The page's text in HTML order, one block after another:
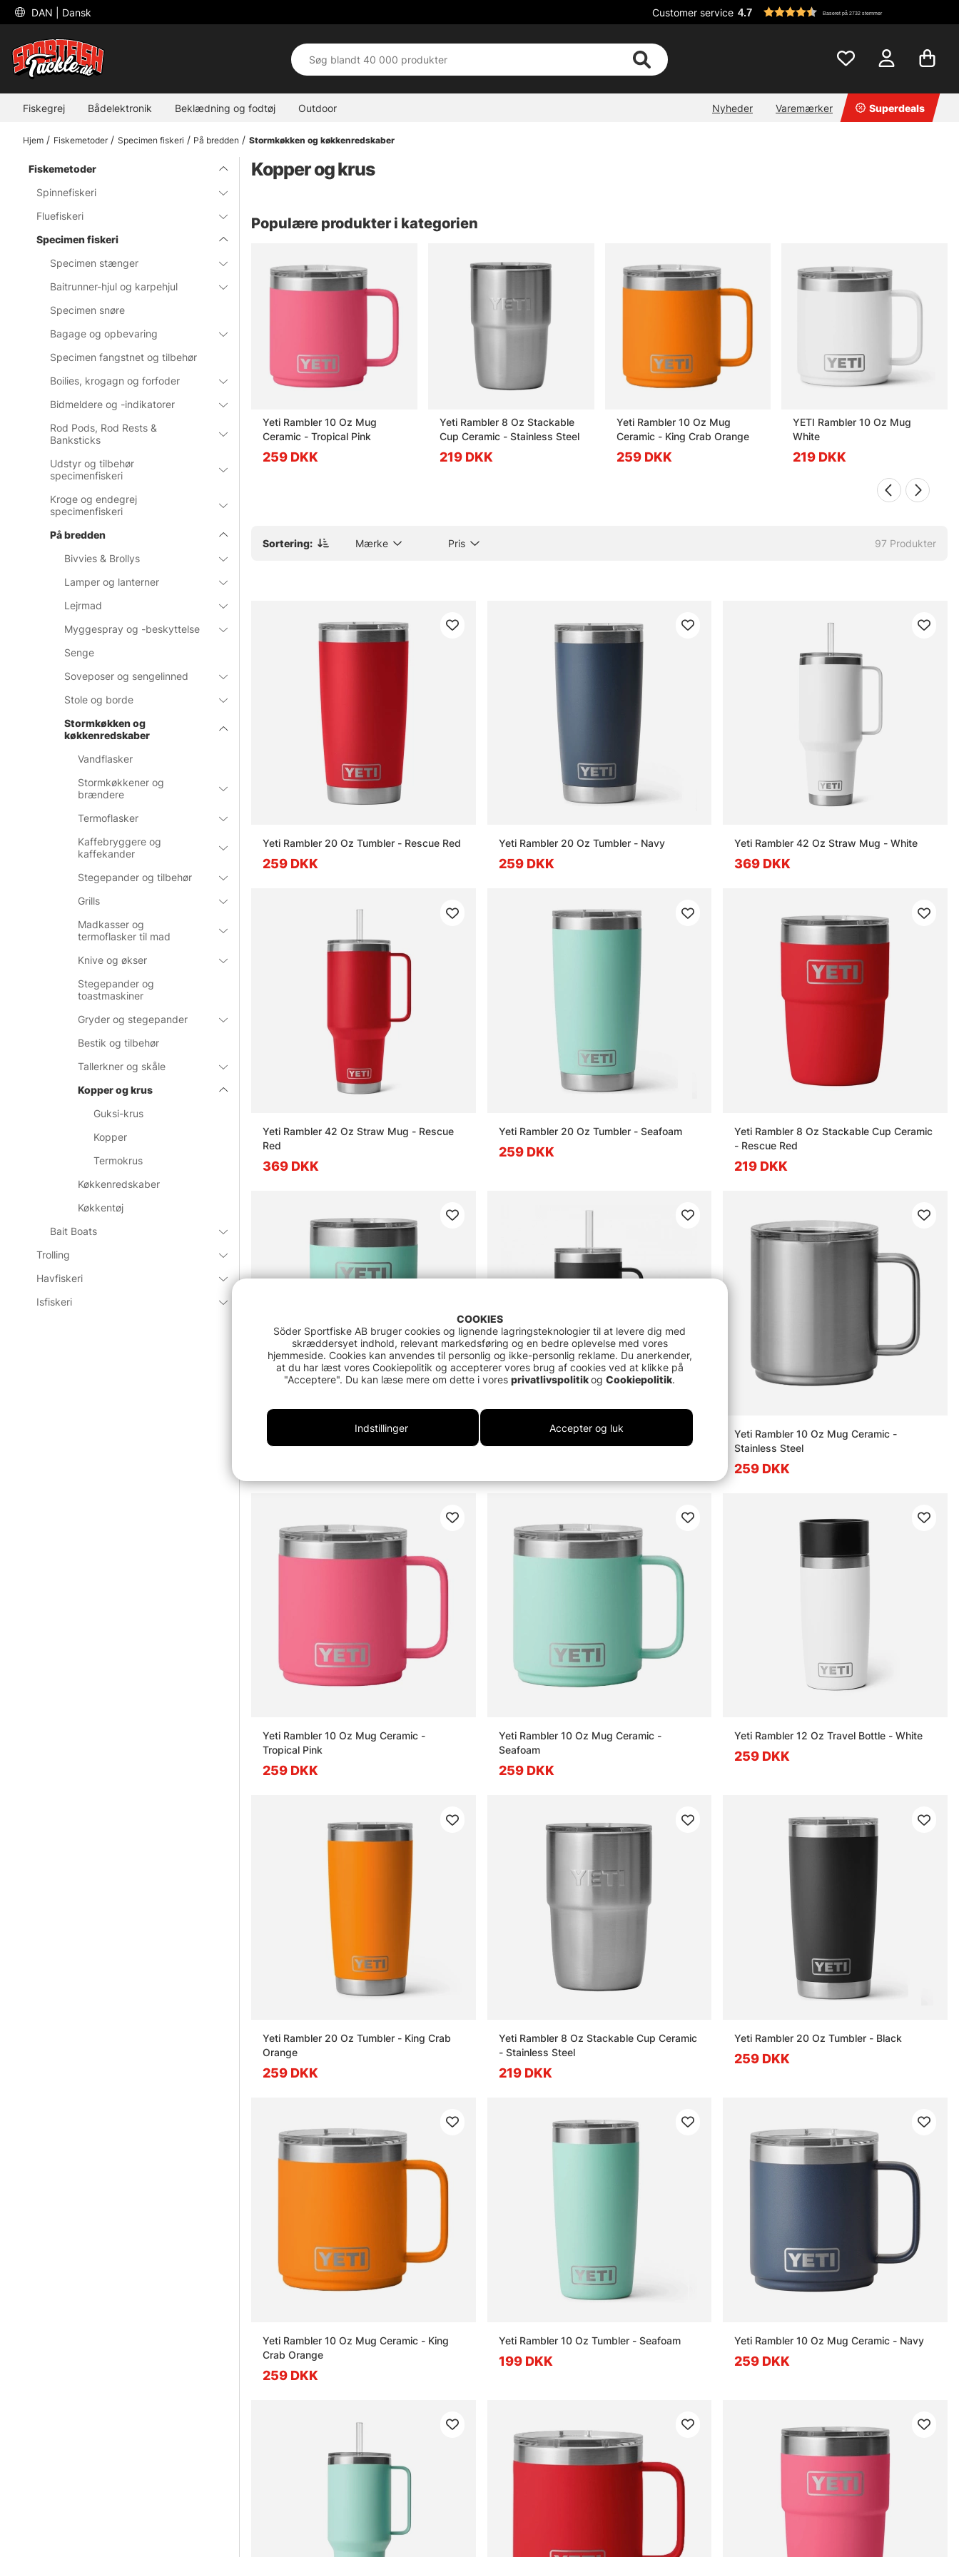
DAN | Dansk Customer service 4.7 Baseret på 2732 stemmer
Fiskegrej Bådelektronik Beklædning og fodtøj Outdoor Nyheder Varemærker Superdeals
Hjem Fiskemetoder Specimen fiskeri På bredden Stormkøkken og køkkenredskaber
Fiskemetoder
Spinnefiskeri
Fluefiskeri
Specimen fiskeri
Specimen stænger
Baitrunner-hjul og karpehjul
Specimen snøre
Bagage og opbevaring
Specimen fangstnet og tilbehør
Boilies, krogagn og forfoder
Bidmeldere og -indikatorer
Rod Pods, Rod Rests &
Banksticks
Udstyr og tilbehør
specimenfiskeri
Kroge og endegrej
specimenfiskeri
På bredden
Bivvies & Brollys
Lamper og lanterner
Lejrmad
Myggespray og -beskyttelse
Senge
Soveposer og sengelinned
Stole og borde
Stormkøkken og
køkkenredskaber
Vandflasker
Stormkøkkener og
brændere
Termoflasker
Kaffebryggere og
kaffekander
Stegepander og tilbehør
Grills
Madkasser og
termoflasker til mad
Knive og økser
Stegepander og
toastmaskiner
Gryder og stegepander
Bestik og tilbehør
Tallerkner og skåle
Kopper og krus
Guksi-krus
Kopper
Termokrus
Køkkenredskaber
Køkkentøj
Bait Boats
Trolling
Havfiskeri
Isfiskeri
Kopper og krus
Populære produkter i kategorien
Yeti Rambler 10 Oz Mug
Ceramic - Stainless Steel
259 DKK
Yeti Rambler 10 Oz Mug
Ceramic - Tropical Pink
259 DKK
Yeti Rambler 8 Oz Stackable
Cup Ceramic - Stainless Steel
219 DKK
Yeti Rambler 10 Oz Mug
Ceramic - King Crab Orange
259 DKK
YETI Rambler 10 Oz Mug
White
219 DKK
Sortering: Mærke Pris 97 Produkter
Yeti Rambler 20 Oz Tumbler - Rescue Red
259 DKK
Yeti Rambler 20 Oz Tumbler - Navy
259 DKK
Yeti Rambler 42 Oz Straw Mug - White
369 DKK
Yeti Rambler 42 Oz Straw Mug - Rescue
Red
369 DKK
Yeti Rambler 20 Oz Tumbler - Seafoam
259 DKK
Yeti Rambler 8 Oz Stackable Cup Ceramic
- Rescue Red
219 DKK
Yeti Rambler 8 Oz Stackable Cup Ceramic
- Seafoam
Yeti Rambler 25 Oz Straw Mug - Black
Yeti Rambler 10 Oz Mug Ceramic -
Stainless Steel
259 DKK
Yeti Rambler 10 Oz Mug Ceramic -
Tropical Pink
259 DKK
Yeti Rambler 10 Oz Mug Ceramic -
Seafoam
259 DKK
Yeti Rambler 12 Oz Travel Bottle - White
259 DKK
Yeti Rambler 20 Oz Tumbler - King Crab
Orange
259 DKK
Yeti Rambler 8 Oz Stackable Cup Ceramic
- Stainless Steel
219 DKK
Yeti Rambler 20 Oz Tumbler - Black
259 DKK
Yeti Rambler 10 Oz Mug Ceramic - King
Crab Orange
259 DKK
Yeti Rambler 10 Oz Tumbler - Seafoam
199 DKK
Yeti Rambler 10 Oz Mug Ceramic - Navy
259 DKK
COOKIES
Söder Sportfiske AB bruger cookies og lignende lagringsteknologier til at levere dig med
skræddersyet indhold, relevant markedsføring og en bedre oplevelse med vores
hjemmeside. Cookies kan anvendes til personlig og ikke-personlig reklame. Du anerkender,
at du har læst vores Cookiepolitik og accepterer vores brug af cookies ved at klikke på
"Acceptere". Du kan læse mere om dette i vores privatlivspolitikog Cookiepolitik.
Indstillinger Accepter og luk